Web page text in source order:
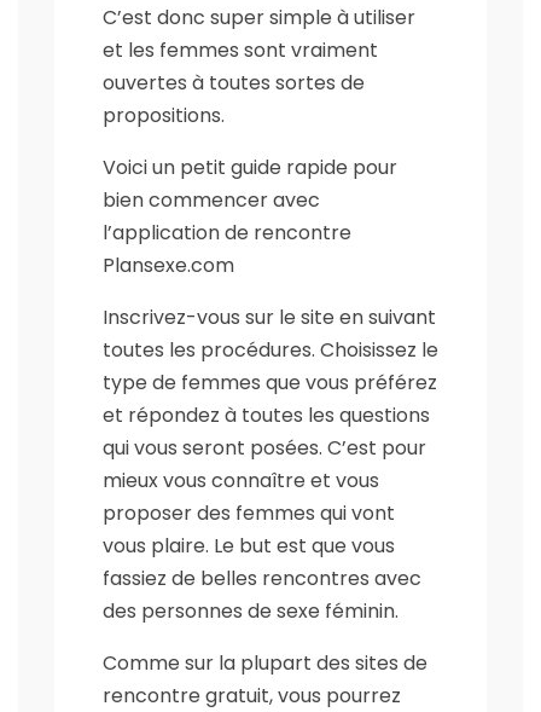
C’est donc super simple à utiliser
et les femmes sont vraiment
ouvertes à toutes sortes de
propositions.
Voici un petit guide rapide pour
bien commencer avec
l’application de rencontre
Plansexe.com
Inscrivez-vous sur le site en suivant
toutes les procédures. Choisissez le
type de femmes que vous préférez
et répondez à toutes les questions
qui vous seront posées. C’est pour
mieux vous connaître et vous
proposer des femmes qui vont
vous plaire. Le but est que vous
fassiez de belles rencontres avec
des personnes de sexe féminin.
Comme sur la plupart des sites de
rencontre gratuit, vous pourrez